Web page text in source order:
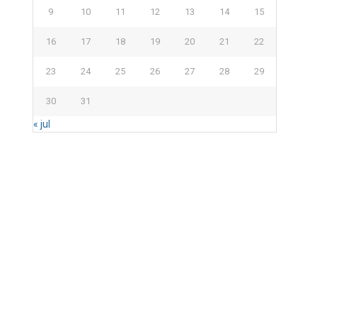
9 10 11 12 13 14 15
16 17 18 19 20 21 22
23 24 25 26 27 28 29
30 31
« jul